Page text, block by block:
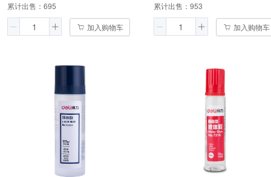
累计出售： 695
加入购物车
累计出售： 953
加入购物车